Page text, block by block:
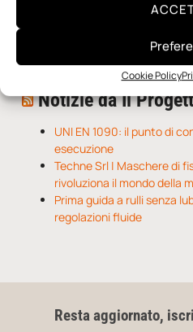
Cookie Policy
Una nuova mano robotica
O-Ring, tecnica e
Notizie da Il
UNI EN 1090: il punto di
esecuzione
Techne Srl | Maschere di
rivoluziona il mondo della
Prima guida a rulli senza
regolazioni fluide
Resta aggiornato,